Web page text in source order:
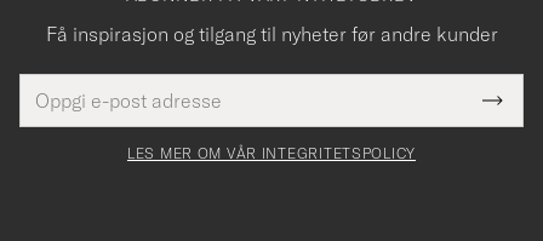
Få inspirasjon og tilgang til nyheter før andre kunder
postadresse
felt
Tack
för
LES MER OM VÅR INTEGRITETSPOLICY